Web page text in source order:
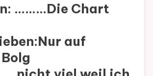
………Die Chart
auf